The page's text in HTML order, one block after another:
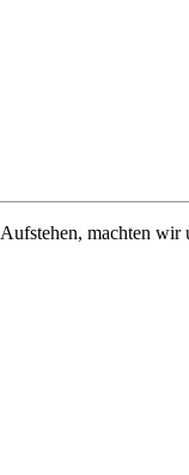
machten